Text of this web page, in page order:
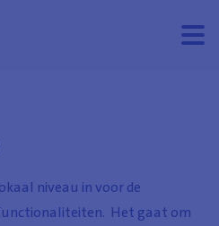
Menu
Menu
niveau in voor de
Het gaat om